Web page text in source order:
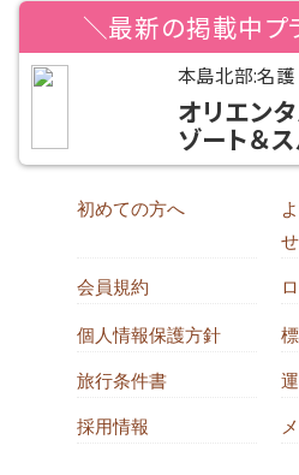
＼最新の掲載中プ
本島北部:名護
オリエン
ゾート＆
初めての方へ
せ
会員規約
個人情報保護方針
旅行条件書
採用情報